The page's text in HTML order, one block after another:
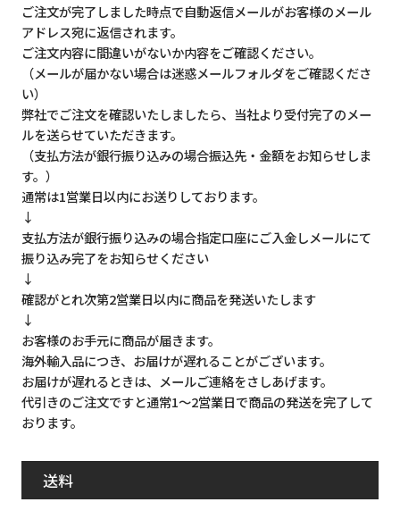
ご注文が完了しました時点で自動返信メールがお客様のメール
アドレス宛に返信されます。
ご注文内容に間違いがないか内容をご確認ください。
（メールが届かない場合は迷惑メールフォルダをご確認くださ
い）
弊社でご注文を確認いたしましたら、当社より受付完了のメー
ルを送らせていただきます。
（支払方法が銀行振り込みの場合振込先・金額をお知らせしま
す。）
通常は1営業日以内にお送りしております。
↓
支払方法が銀行振り込みの場合指定口座にご入金しメールにて
振り込み完了をお知らせください
↓
確認がとれ次第2営業日以内に商品を発送いたします
↓
お客様のお手元に商品が届きます。
海外輸入品につき、お届けが遅れることがございます。
お届けが遅れるときは、メールご連絡をさしあげます。
代引きのご注文ですと通常1～2営業日で商品の発送を完了して
おります。
送料